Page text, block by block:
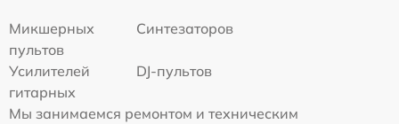
Микшерных
пультов
Синтезаторов
Усилителей
гитарных
DJ-пультов
Мы занимаемся ремонтом и техническим